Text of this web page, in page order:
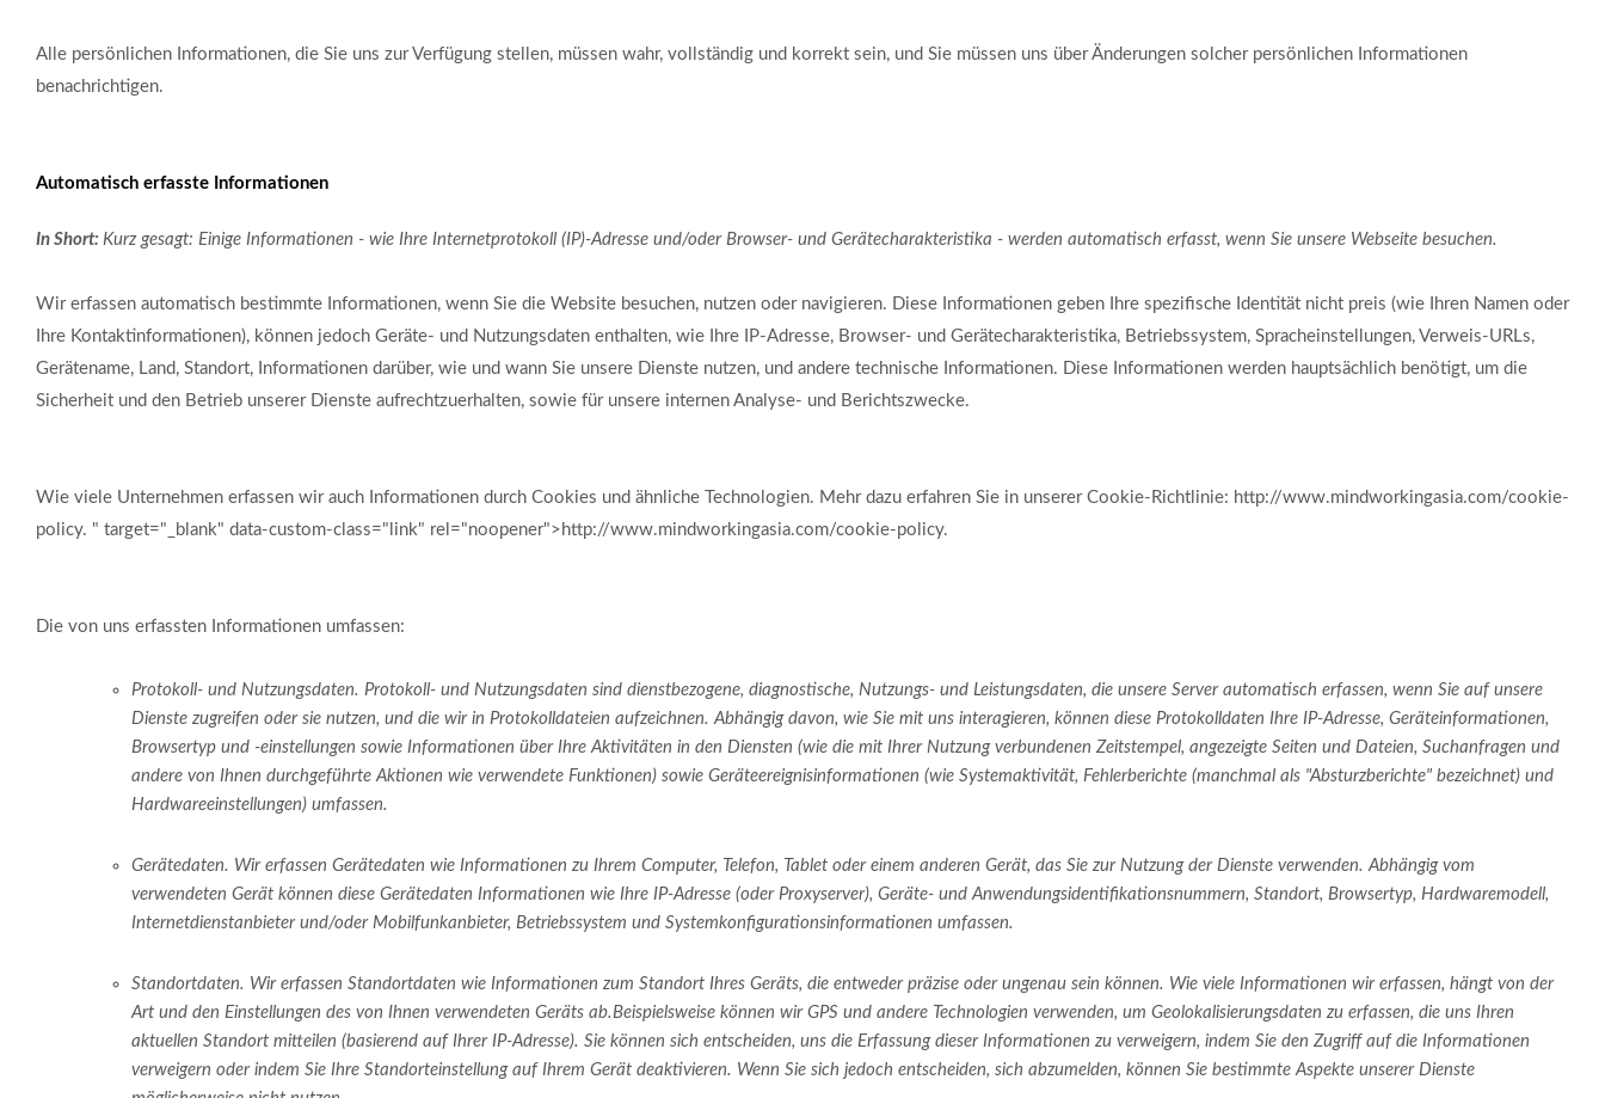
Alle persönlichen Informationen, die Sie uns zur Verfügung stellen, müssen wahr, vollständig und korrekt sein, und Sie müssen uns über Änderungen solcher persönlichen Informationen
benachrichtigen.
Automatisch erfasste Informationen
In Short: Kurz gesagt: Einige Informationen - wie Ihre Internetprotokoll (IP)-Adresse und/oder Browser- und Gerätecharakteristika - werden automatisch erfasst, wenn Sie unsere Webseite besuchen.
Wir erfassen automatisch bestimmte Informationen, wenn Sie die Website besuchen, nutzen oder navigieren. Diese Informationen geben Ihre spezifische Identität nicht preis (wie Ihren Namen oder
Ihre Kontaktinformationen), können jedoch Geräte- und Nutzungsdaten enthalten, wie Ihre IP-Adresse, Browser- und Gerätecharakteristika, Betriebssystem, Spracheinstellungen, Verweis-URLs,
Gerätename, Land, Standort, Informationen darüber, wie und wann Sie unsere Dienste nutzen, und andere technische Informationen. Diese Informationen werden hauptsächlich benötigt, um die
Sicherheit und den Betrieb unserer Dienste aufrechtzuerhalten, sowie für unsere internen Analyse- und Berichtszwecke.
Wie viele Unternehmen erfassen wir auch Informationen durch Cookies und ähnliche Technologien. Mehr dazu erfahren Sie in unserer Cookie-Richtlinie: http://www.mindworkingasia.com/cookie-
policy. " target="_blank" data-custom-class="link" rel="noopener">http://www.mindworkingasia.com/cookie-policy.
Die von uns erfassten Informationen umfassen:
Protokoll- und Nutzungsdaten. Protokoll- und Nutzungsdaten sind dienstbezogene, diagnostische, Nutzungs- und Leistungsdaten, die unsere Server automatisch erfassen, wenn Sie auf unsere
Dienste zugreifen oder sie nutzen, und die wir in Protokolldateien aufzeichnen. Abhängig davon, wie Sie mit uns interagieren, können diese Protokolldaten Ihre IP-Adresse, Geräteinformationen,
Browsertyp und -einstellungen sowie Informationen über Ihre Aktivitäten in den Diensten (wie die mit Ihrer Nutzung verbundenen Zeitstempel, angezeigte Seiten und Dateien, Suchanfragen und
andere von Ihnen durchgeführte Aktionen wie verwendete Funktionen) sowie Geräteereignisinformationen (wie Systemaktivität, Fehlerberichte (manchmal als "Absturzberichte" bezeichnet) und
Hardwareeinstellungen) umfassen.
Gerätedaten. Wir erfassen Gerätedaten wie Informationen zu Ihrem Computer, Telefon, Tablet oder einem anderen Gerät, das Sie zur Nutzung der Dienste verwenden. Abhängig vom
verwendeten Gerät können diese Gerätedaten Informationen wie Ihre IP-Adresse (oder Proxyserver), Geräte- und Anwendungsidentifikationsnummern, Standort, Browsertyp, Hardwaremodell,
Internetdienstanbieter und/oder Mobilfunkanbieter, Betriebssystem und Systemkonfigurationsinformationen umfassen.
Standortdaten. Wir erfassen Standortdaten wie Informationen zum Standort Ihres Geräts, die entweder präzise oder ungenau sein können. Wie viele Informationen wir erfassen, hängt von der
Art und den Einstellungen des von Ihnen verwendeten Geräts ab.Beispielsweise können wir GPS und andere Technologien verwenden, um Geolokalisierungsdaten zu erfassen, die uns Ihren
aktuellen Standort mitteilen (basierend auf Ihrer IP-Adresse). Sie können sich entscheiden, uns die Erfassung dieser Informationen zu verweigern, indem Sie den Zugriff auf die Informationen
verweigern oder indem Sie Ihre Standorteinstellung auf Ihrem Gerät deaktivieren. Wenn Sie sich jedoch entscheiden, sich abzumelden, können Sie bestimmte Aspekte unserer Dienste